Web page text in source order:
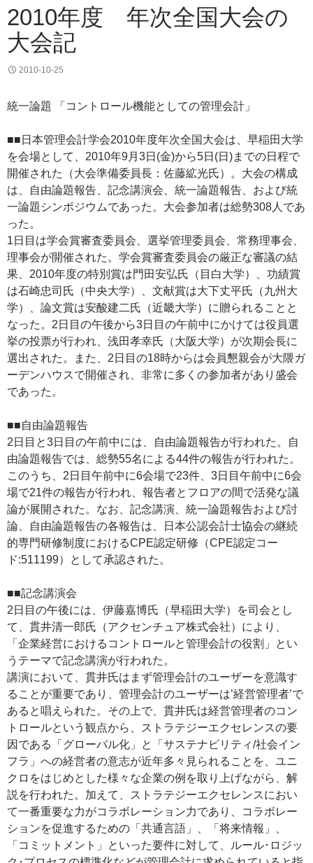
2010年度 年次全国大会の
大会記
2010-10-25
統一論題 「コントロール機能としての管理会計」
■■日本管理会計学会2010年度年次全国大会は、早稲田大学
を会場として、2010年9月3日(金)から5日(日)までの日程で
開催された（大会準備委員長：佐藤絋光氏）。大会の構成
は、自由論題報告、記念講演会、統一論題報告、および統
一論題シンポジウムであった。大会参加者は総勢308人であ
った。
1日目は学会賞審査委員会、選挙管理委員会、常務理事会、
理事会が開催された。学会賞審査委員会の厳正な審議の結
果、2010年度の特別賞は門田安弘氏（目白大学）、功績賞
は石崎忠司氏（中央大学）、文献賞は大下丈平氏（九州大
学）、論文賞は安酸建二氏（近畿大学）に贈られることと
なった。2日目の午後から3日目の午前中にかけては役員選
挙の投票が行われ、浅田孝幸氏（大阪大学）が次期会長に
選出された。また、2日目の18時からは会員懇親会が大隈ガ
ーデンハウスで開催され、非常に多くの参加者があり盛会
であった。
■■自由論題報告
2日目と3日目の午前中には、自由論題報告が行われた。自
由論題報告では、総勢55名による44件の報告が行われた。
このうち、2日目午前中に6会場で23件、3日目午前中に6会
場で21件の報告が行われ、報告者とフロアの間で活発な議
論が展開された。なお、記念講演、統一論題報告および討
論、自由論題報告の各報告は、日本公認会計士協会の継続
的専門研修制度におけるCPE認定研修（CPE認定コー
ド:511199）として承認された。
■■記念講演会
2日目の午後には、伊藤嘉博氏（早稲田大学）を司会とし
て、貫井清一郎氏（アクセンチュア株式会社）により、
「企業経営におけるコントロールと管理会計の役割」とい
うテーマで記念講演が行われた。
講演において、貫井氏はまず管理会計のユーザーを意識す
ることが重要であり、管理会計のユーザーは’経営管理者’で
あると唱えられた。その上で、貫井氏は経営管理者のコン
トロールという観点から、ストラテジーエクセレンスの要
因である「グローバル化」と「サステナビリティ/社会イン
フラ」への経営者の意志が近年多々見られることを、ユニ
クロをはじめとした様々な企業の例を取り上げながら、解
説を行われた。加えて、ストラテジーエクセレンスにおい
て一番重要な力がコラボレーション力であり、コラボレー
ションを促進するための「共通言語」、「将来情報」、
「コミットメント」といった要件に対して、ルール･ロジッ